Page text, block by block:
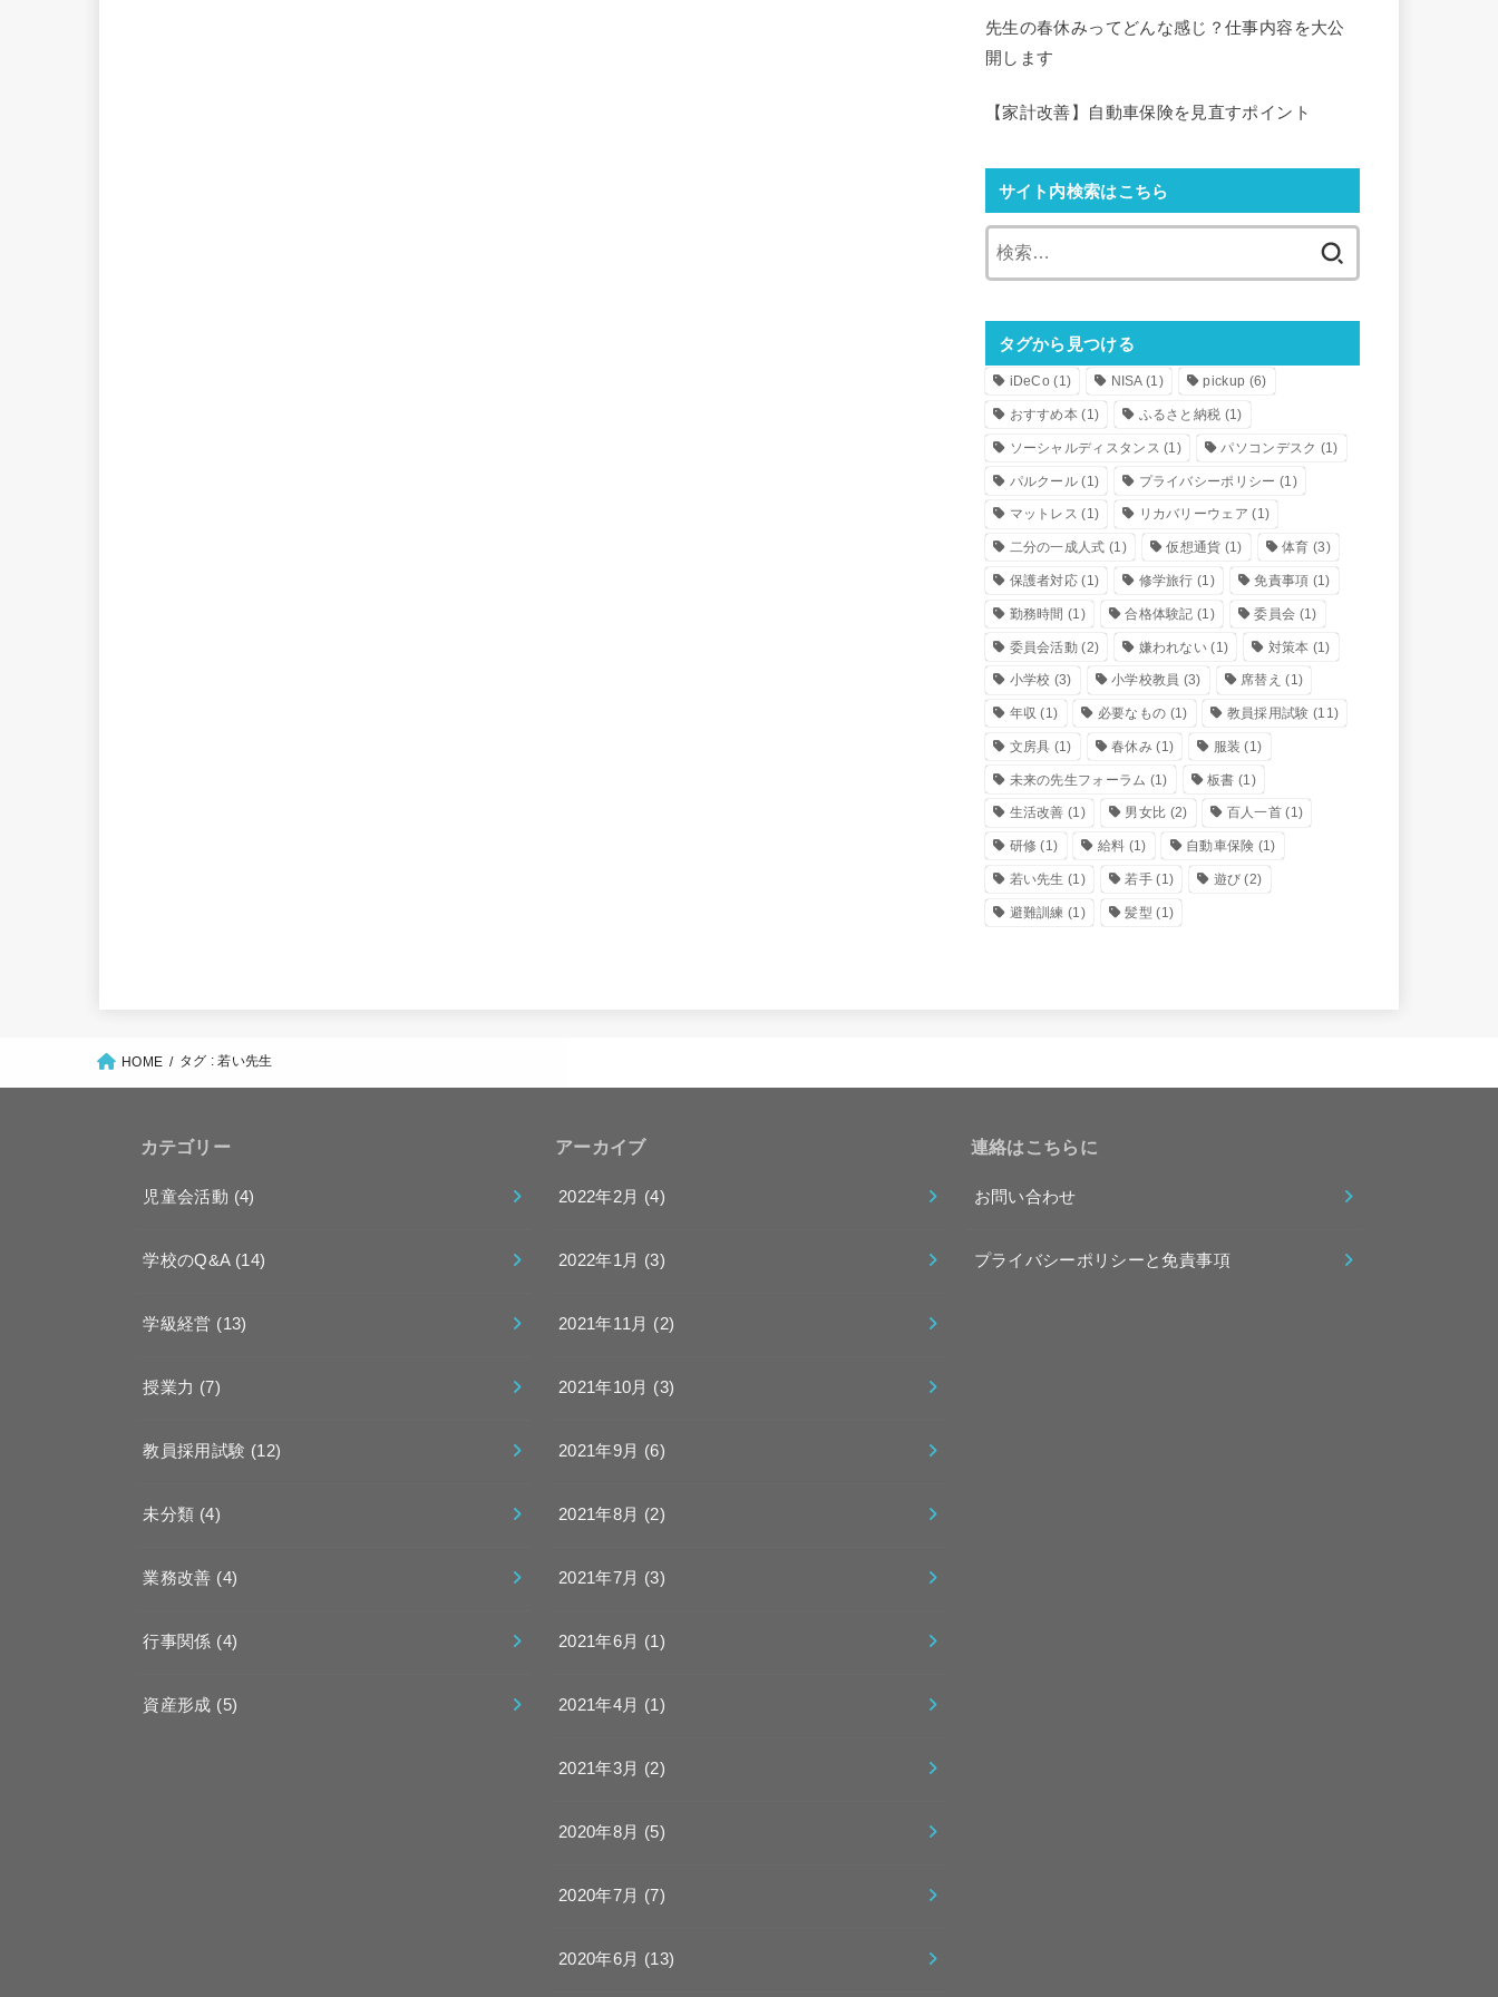
先生の春休みってどんな感じ？仕事内容を大公
開します
【家計改善】自動車保険を見直すポイント
サイト内検索はこちら
タグから見つける
iDeCo (1) NISA(1) pickup (6)
おすすめ本 (1) ふるさと納税 (1)
ソーシャルディスタンス (1) パソコンデスク (1)
パルクール (1) プライバシーポリシー (1)
マットレス (1) リカバリーウェア (1)
二分の一成人式 (1) 仮想通貨 (1) 体育 (3)
保護者対応 (1) 修学旅行 (1) 免責事項 (1)
勤務時間 (1) 合格体験記 (1) 委員会 (1)
委員会活動 (2) 嫌われない (1) 対策本 (1)
小学校 (3) 小学校教員 (3) 席替え (1)
年収 (1) 必要なもの (1) 教員採用試験 (11)
文房具 (1) 春休み(1) 服装 (1)
未来の先生フォーラム (1) 板書 (1)
生活改善 (1) 男女比 (2) 百人一首 (1)
研修 (1) 給料 (1) 自動車保険 (1)
若い先生 (1) 若手(1) 遊び (2)
避難訓練 (1) 髪型 (1)
HOME タグ : 若い先生
カテゴリー
児童会活動 (4)
学校のQ&A (14)
学級経営 (13)
授業力 (7)
教員採用試験 (12)
未分類 (4)
業務改善 (4)
行事関係 (4)
資産形成 (5)
アーカイブ
2022年2月 (4)
2022年1月 (3)
2021年11月 (2)
2021年10月 (3)
2021年9月 (6)
2021年8月 (2)
2021年7月 (3)
2021年6月 (1)
2021年4月 (1)
2021年3月 (2)
2020年8月 (5)
2020年7月 (7)
2020年6月 (13)
連絡はこちらに
お問い合わせ
プライバシーポリシーと免責事項